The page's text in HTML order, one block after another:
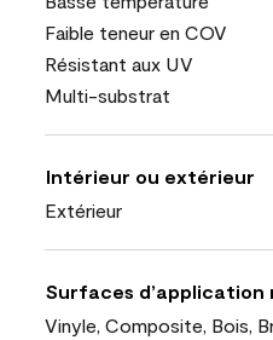
Faible teneur en COV
Résistant aux UV
Multi-substrat
Intérieur ou extérieur
Extérieur
Surfaces d’application
Vinyle, Composite, Bois,